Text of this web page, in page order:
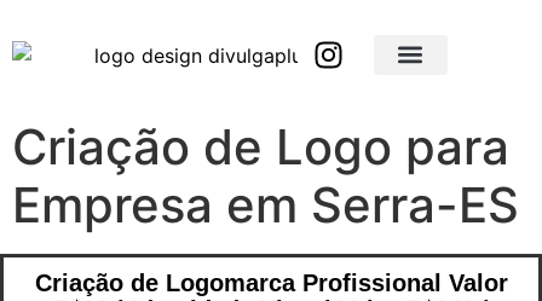
Criação de Logo para
Empresa em Serra-ES
Criação de Logomarca Profissional Valor